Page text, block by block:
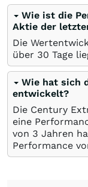
Wie ist die
Aktie der
Die
über 30 Tage
Wie hat sich
entwickelt?
Die Century
eine
von 3 Jahren
Performance